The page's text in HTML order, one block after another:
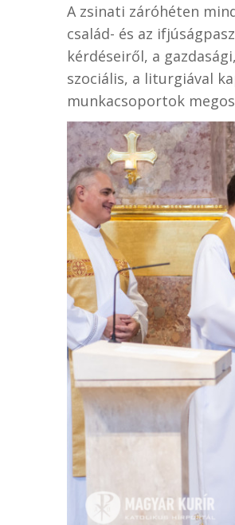
A zsinati záróhéten
család- és az
kérdéseiről, a
szociális, a liturgiával
munkacsoportok